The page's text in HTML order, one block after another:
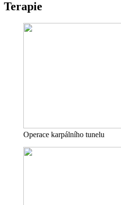
Terapie
Operace karpálního tunelu